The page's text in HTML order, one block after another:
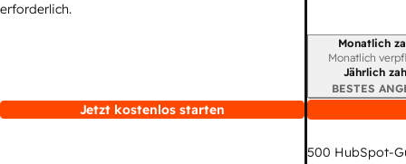
erforderlich.
Jetzt kostenlos starten
Monatlich
Monatlich
Jährlich
BESTES
500 HubSpot-